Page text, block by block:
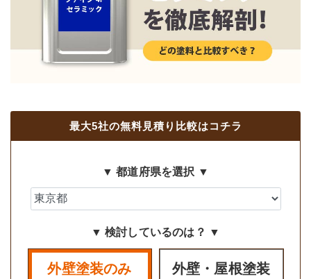
最大5社の無料見積り比較はコチラ
▼ 都道府県を選択 ▼
▼ 検討しているのは？ ▼
外壁塗装のみ 外壁・屋根塗装